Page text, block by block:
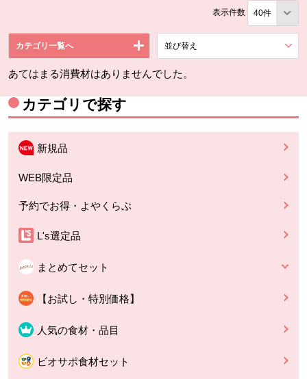
表示件数
カテゴリ一覧へ 並び替え
あてはまる消費材はありませんでした。
カテゴリで探す
新規品
WEB限定品
予約でお得・よやくらぶ
L's選定品
まとめてセット
【お試し・特別価格】
人気の食材・品目
ビオサポ食材セット